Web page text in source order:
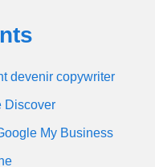
devenir copywriter
Discover
My Business